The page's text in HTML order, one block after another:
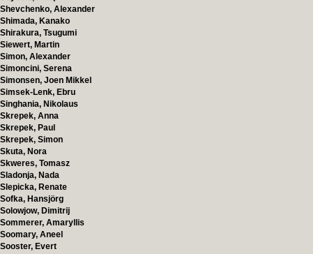
Shevchenko, Alexander
Shimada, Kanako
Shirakura, Tsugumi
Siewert, Martin
Simon, Alexander
Simoncini, Serena
Simonsen, Joen Mikkel
Simsek-Lenk, Ebru
Singhania, Nikolaus
Skrepek, Anna
Skrepek, Paul
Skrepek, Simon
Skuta, Nora
Skweres, Tomasz
Sladonja, Nada
Slepicka, Renate
Sofka, Hansjörg
Solowjow, Dimitrij
Sommerer, Amaryllis
Soomary, Aneel
Sooster, Evert